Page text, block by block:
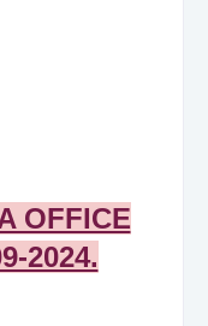
OFFICE
2024.